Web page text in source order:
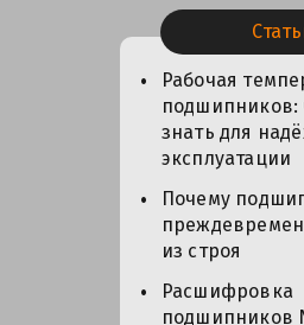
Рабочая
подшипников:
знать для
эксплуатации
Почему
из строя
Расшифровка
подшипников